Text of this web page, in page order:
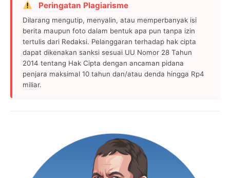
Peringatan Plagiarisme
Dilarang mengutip, menyalin, atau memperbanyak isi
berita maupun foto dalam bentuk apa pun tanpa izin
tertulis dari Redaksi. Pelanggaran terhadap hak cipta
dapat dikenakan sanksi sesuai UU Nomor 28 Tahun
2014 tentang Hak Cipta dengan ancaman pidana
penjara maksimal 10 tahun dan/atau denda hingga Rp4
miliar.